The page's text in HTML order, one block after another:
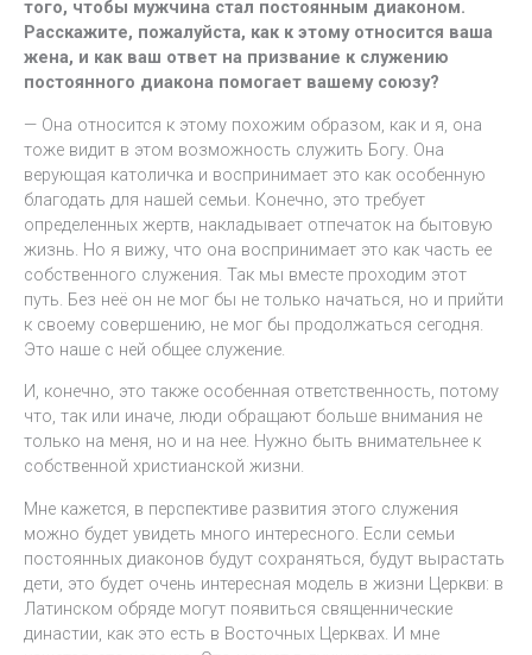
того, чтобы мужчина стал постоянным диаконом.
Расскажите, пожалуйста, как к этому относится ваша
жена, и как ваш ответ на призвание к служению
постоянного диакона помогает вашему союзу?
— Она относится к этому похожим образом, как и я, она
тоже видит в этом возможность служить Богу. Она
верующая католичка и воспринимает это как особенную
благодать для нашей семьи. Конечно, это требует
определенных жертв, накладывает отпечаток на бытовую
жизнь. Но я вижу, что она воспринимает это как часть ее
собственного служения. Так мы вместе проходим этот
путь. Без неё он не мог бы не только начаться, но и прийти
к своему совершению, не мог бы продолжаться сегодня.
Это наше с ней общее служение.
И, конечно, это также особенная ответственность, потому
что, так или иначе, люди обращают больше внимания не
только на меня, но и на нее. Нужно быть внимательнее к
собственной христианской жизни.
Мне кажется, в перспективе развития этого служения
можно будет увидеть много интересного. Если семьи
постоянных диаконов будут сохраняться, будут вырастать
дети, это будет очень интересная модель в жизни Церкви: в
Латинском обряде могут появиться священнические
династии, как это есть в Восточных Церквах. И мне